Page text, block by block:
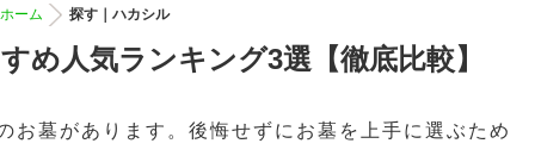
ホーム 探す｜ハカシル
め人気ランキング3選【徹底比較】
お墓があります。後悔せずにお墓を上手に選ぶため